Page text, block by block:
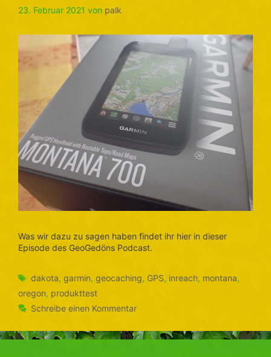
23. Februar 2021 von palk
Was wir dazu zu sagen haben findet ihr hier in dieser
Episode des GeoGedöns Podcast.
Schlagwörter
dakota,garmin,geocaching, GPS, inreach, montana,
oregon, produkttest
Schreibe einen Kommentar